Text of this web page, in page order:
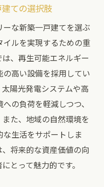
ての選択肢
な新築一戸建てを選ぶ
イルを実現するための重
、再生可能エネルギー
高い設備を採用してい
陽光発電システムや高
の負荷を軽減しつつ、
た、地域の自然環境を
生活をサポートしま
将来的な資産価値の向
とって魅力的です。